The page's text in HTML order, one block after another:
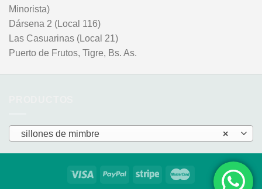
Minorista)
Dársena 2 (Local 116)
Las Casuarinas (Local 21)
Puerto de Frutos, Tigre, Bs. As.
×
sillones de mimbre